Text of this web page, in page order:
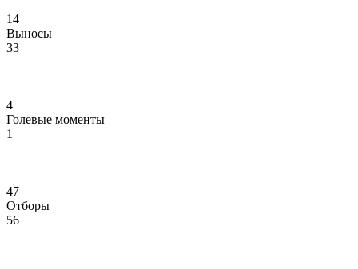
14
Выносы
33
4
Голевые моменты
1
47
Отборы
56